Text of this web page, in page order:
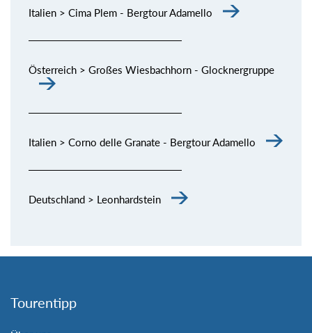
Italien > Cima Plem - Bergtour Adamello
Österreich > Großes Wiesbachhorn - Glocknergruppe
Italien > Corno delle Granate - Bergtour Adamello
Deutschland > Leonhardstein
Tourentipp